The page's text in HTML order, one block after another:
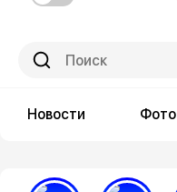
Новости Фото